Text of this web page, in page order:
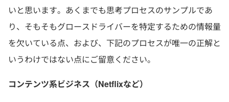
いと思います。あくまでも思考プロセスのサンプルであ
り、そもそもグロースドライバーを特定するための情報量
を欠いている点、および、下記のプロセスが唯一の正解と
いうわけではない点にご留意ください。
コンテンツ系ビジネス（Netflixなど）